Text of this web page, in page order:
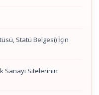
Statü Belgesi) İçin
Sanayi Sitelerinin